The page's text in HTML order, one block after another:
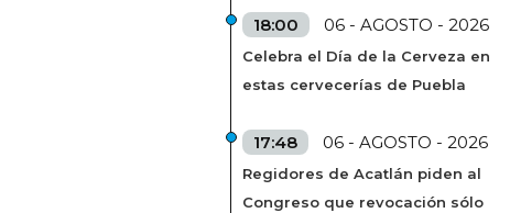
18:00 06 - AGOSTO - 2026
Celebra el Día de la Cerveza en
estas cervecerías de Puebla
17:48 06 - AGOSTO - 2026
Regidores de Acatlán piden al
Congreso que revocación sólo